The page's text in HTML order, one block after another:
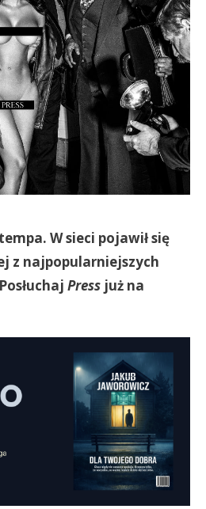
W sieci pojawił się
z najpopularniejszych
Press już na